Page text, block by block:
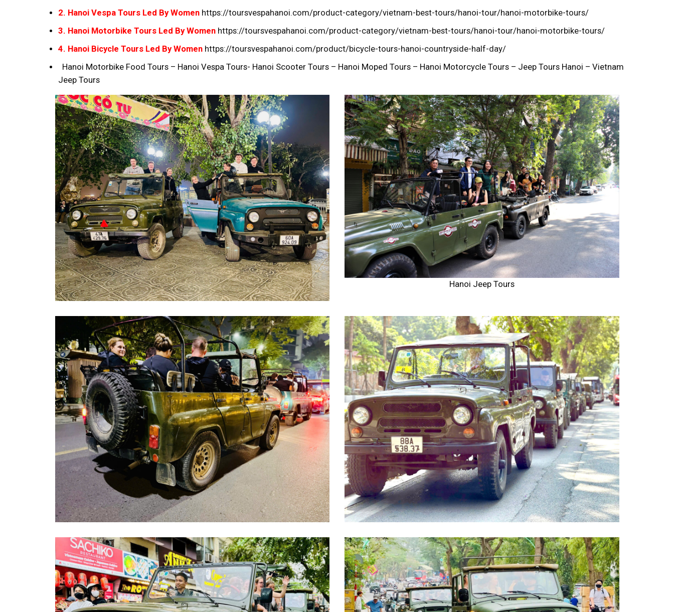
2. Hanoi Vespa Tours Led By Women https://toursvespahanoi.com/product-category/vietnam-best-tours/hanoi-tour/hanoi-motorbike-tours/
3. Hanoi Motorbike Tours Led By Women https://toursvespahanoi.com/product-category/vietnam-best-tours/hanoi-tour/hanoi-motorbike-tours/
4. Hanoi Bicycle Tours Led By Women https://toursvespahanoi.com/product/bicycle-tours-hanoi-countryside-half-day/
Hanoi Motorbike Food Tours – Hanoi Vespa Tours- Hanoi Scooter Tours – Hanoi Moped Tours – Hanoi Motorcycle Tours – Jeep Tours Hanoi – Vietnam
Jeep Tours
Hanoi Jeep Tours